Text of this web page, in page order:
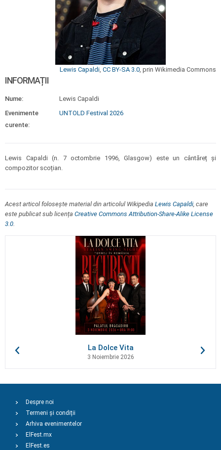
Lewis Capaldi, CC BY-SA 3.0, prin Wikimedia Commons
INFORMAȚII
Nume:
Lewis Capaldi
Evenimente
curente:
UNTOLD Festival 2026
Lewis Capaldi (n. 7 octombrie 1996, Glasgow) este un cântăreț și
compozitor scoțian.
Acest articol folosește material din articolul Wikipedia Lewis Capaldi, care
este publicat sub licența Creative Commons Attribution-Share-Alike License
3.0.
La Dolce Vita
3 Noiembrie 2026
Despre noi
Termeni și condiții
Arhiva evenimentelor
ElFest.mx
ElFest.es